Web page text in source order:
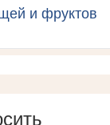
и фруктов